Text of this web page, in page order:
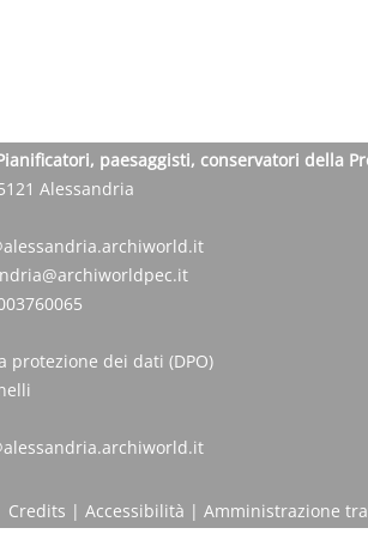
paesaggisti, conservatori della
Alessandria
protezione dei dati (DPO)
Credits | Accessibilità | Amministrazione